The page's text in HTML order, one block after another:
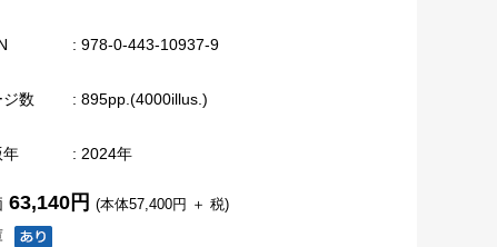
: 978-0-443-10937-9
数 : 895pp.(4000illus.)
年 : 2024年
63,140円 (本体57,400円 ＋ 税)